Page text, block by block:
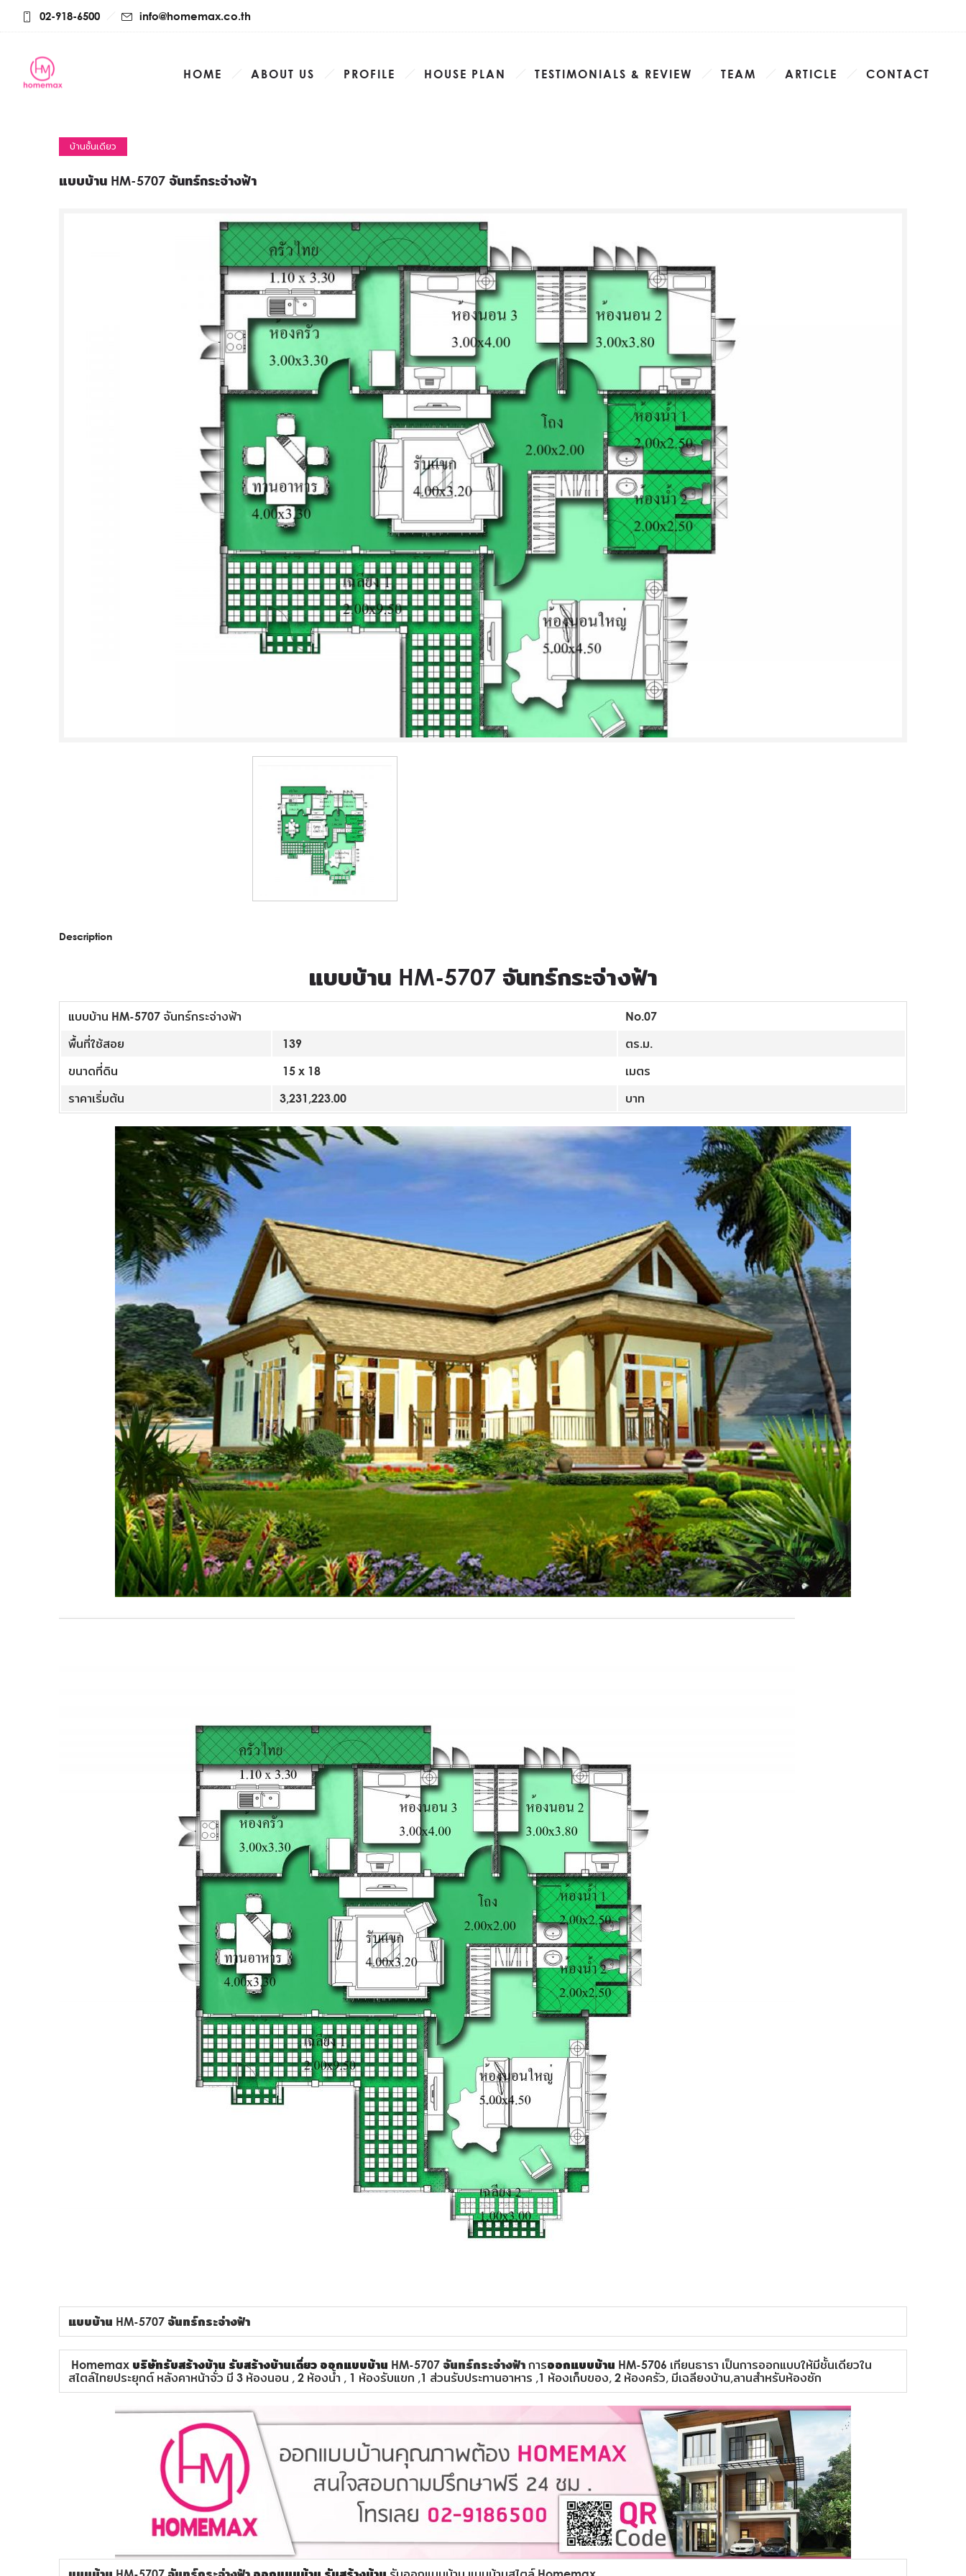
02-918-6500 info@homemax.co.th
HOME ABOUT US PROFILE HOUSE PLAN TESTIMONIALS & REVIEW TEAM ARTICLE CONTACT
บ้านชั้นเดียว
แบบบ้าน HM-5707 จันทร์กระจ่างฟ้า
Description
แบบบ้าน HM-5707 จันทร์กระจ่างฟ้า
แบบบ้าน HM-5707 จันทร์กระจ่างฟ้า
No.07
พื้นที่ใช้สอย
139
ตร.ม.
ขนาดที่ดิน
15 x 18
เมตร
ราคาเริ่มต้น
3,231,223.00 บาท
แบบบ้าน HM-5707 จันทร์กระจ่างฟ้า
Homemax บริษัทรับสร้างบ้าน รับสร้างบ้านเดี่ยว ออกแบบบ้าน HM-5707 จันทร์กระจ่างฟ้า การออกแบบบ้าน HM-5706 เทียนธารา เป็นการออกแบบให้มีชั้นเดียวใน
สไตล์ไทยประยุกต์ หลังคาหน้าจั่ว มี 3 ห้องนอน , 2 ห้องน้ำ , 1 ห้องรับแขก ,1 ส่วนรับประทานอาหาร ,1 ห้องเก็บของ, 2 ห้องครัว, มีเฉลียงบ้าน,ลานสำหรับห้องซัก